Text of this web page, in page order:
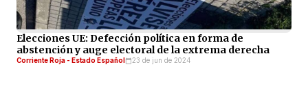
Elecciones UE: Defección política en forma de
abstención y auge electoral de la extrema derecha
Corriente Roja - Estado Español 23 de jun de 2024